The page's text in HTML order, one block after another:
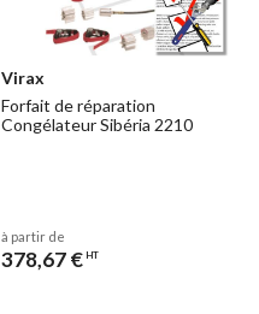
Virax
Forfait de réparation
Congélateur Sibéria 2210
à partir de
378,67 € HT